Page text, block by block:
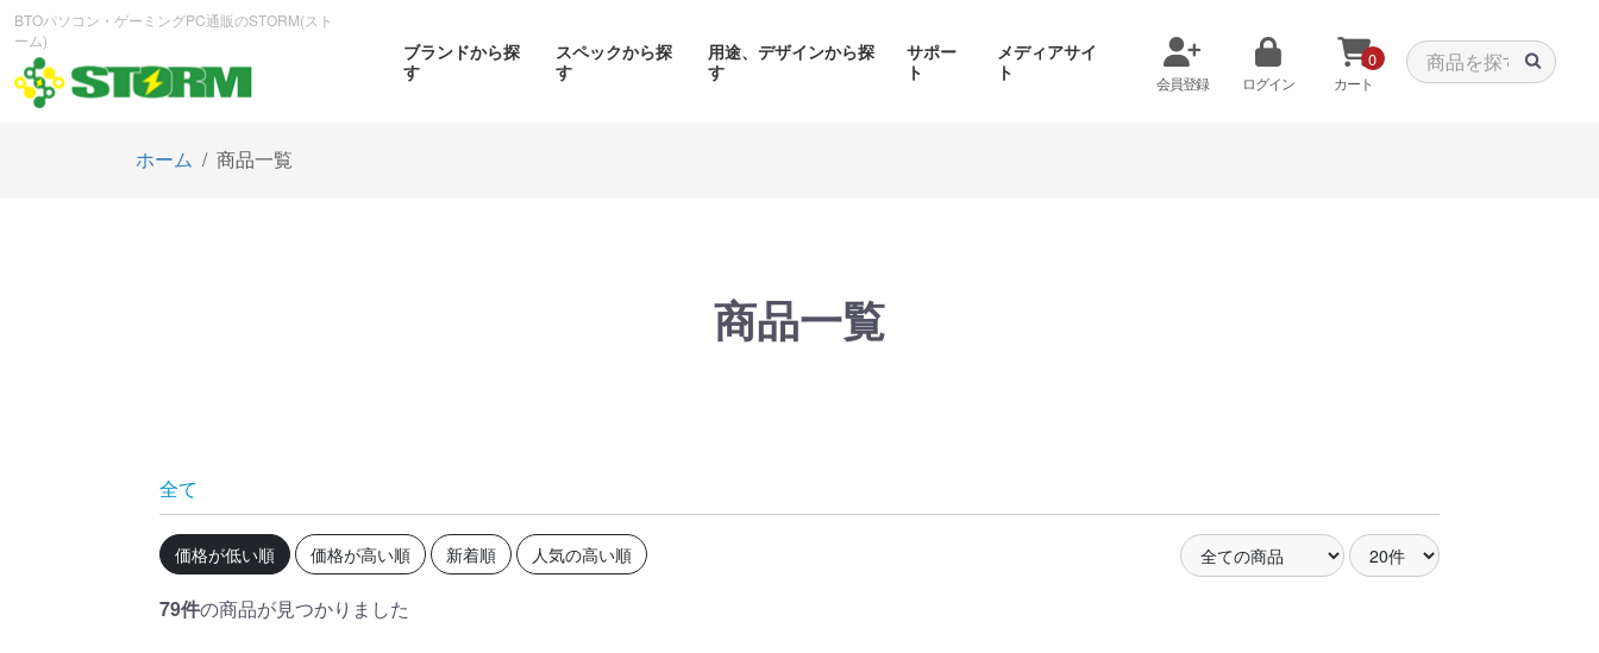
BTOパソコン・ゲーミングPC通販のSTORM(スト
ーム)
ブランドから探
す
スペックから探
す
用途、デザインから探
す
サポー
ト
メディアサイ
ト
会員登録 ログイン
0
カート
初心者の方、「どのPCを選
べばいいかわからない」そ
んな方にこそ選んでほし
い、エントリーモデルで
す。
360mm簡易水冷と曲面
OLEDを搭載したハイエン
ドモデル。美しさと冷却性
MSI共同開発のPROJECT
ZERO 背面コネクタマザー
ボードと2.8型液晶簡易水冷
ホーム 商品一覧
商品一覧
全て
価格が低い順 価格が高い順 新着順 人気の高い順
79件の商品が見つかりました